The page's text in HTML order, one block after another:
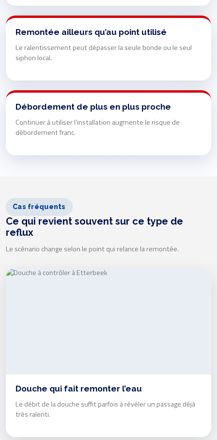
Remontée ailleurs qu’au point utilisé
Le ralentissement peut dépasser la seule bonde ou le seul
siphon local.
Débordement de plus en plus proche
Continuer à utiliser l’installation augmente le risque de
débordement franc.
Cas fréquents
Ce qui revient souvent sur ce type de
reflux
Le scénario change selon le point qui relance la remontée.
Douche qui fait remonter l’eau
Le débit de la douche suffit parfois à révéler un passage déjà
très ralenti.